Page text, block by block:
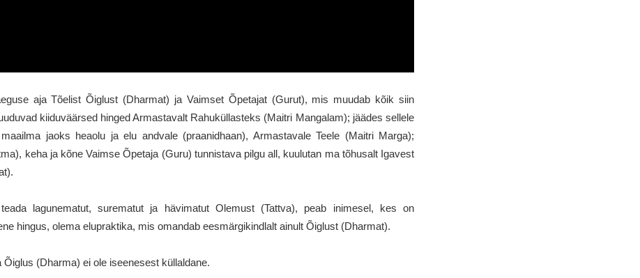
aja Tõelist Õiglust (Dharmat) ja Vaimset Õpetajat (Gurut), mis muudab kõik siin
kiiduväärsed hinged Armastavalt Rahuküllasteks (Maitri Mangalam); jäädes sellele
jaoks heaolu ja elu andvale (praanidhaan), Armastavale Teele (Maitri Marga);
keha ja kõne Vaimse Õpetaja (Guru) tunnistava pilgu all, kuulutan ma tõhusalt Igavest
lagunematut, surematut ja hävimatut Olemust (Tattva), peab inimesel, kes on
hingus, olema elupraktika, mis omandab eesmärgikindlalt ainult Õiglust (Dharmat).
Õiglus (Dharma) ei ole iseenesest küllaldane.